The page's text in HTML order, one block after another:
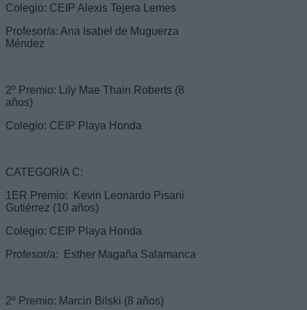
Colegio: CEIP Alexis Tejera Lemes
Profesor/a: Ana Isabel de Muguerza
Méndez
2º Premio: Lily Mae Thain Roberts (8
años)
Colegio: CEIP Playa Honda
CATEGORÍA C:
1ER Premio: Kevin Leonardo Pisani
Gutiérrez (10 años)
Colegio: CEIP Playa Honda
Profesor/a: Esther Magaña Salamanca
2º Premio: Marcin Bilski (8 años)